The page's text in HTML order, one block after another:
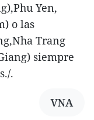
Yen,
o las
Trang
siempre
.
VNA